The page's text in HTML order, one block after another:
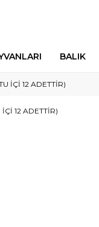
BALIK
İÇİ 12 ADETTİR)